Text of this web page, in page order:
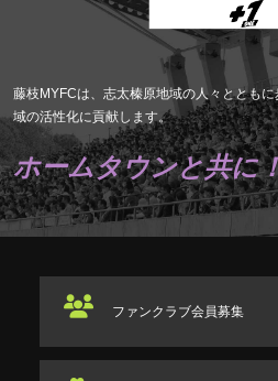
藤枝MYFCは、志太榛原地域の人々ととも
域の活性化に貢献します。
ホームタウンと共に
ファンクラブ会員募集